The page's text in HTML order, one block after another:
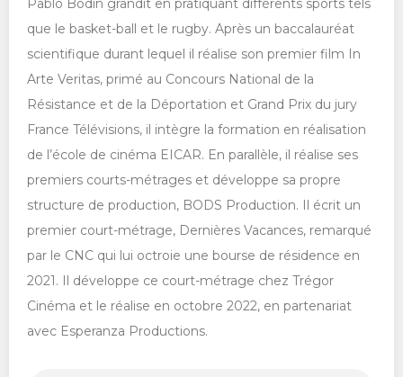
Pablo Bodin grandit en pratiquant différents sports tels
que le basket-ball et le rugby. Après un baccalauréat
scientifique durant lequel il réalise son premier film In
Arte Veritas, primé au Concours National de la
Résistance et de la Déportation et Grand Prix du jury
France Télévisions, il intègre la formation en réalisation
de l’école de cinéma EICAR. En parallèle, il réalise ses
premiers courts-métrages et développe sa propre
structure de production, BODS Production. Il écrit un
premier court-métrage, Dernières Vacances, remarqué
par le CNC qui lui octroie une bourse de résidence en
2021. Il développe ce court-métrage chez Trégor
Cinéma et le réalise en octobre 2022, en partenariat
avec Esperanza Productions.